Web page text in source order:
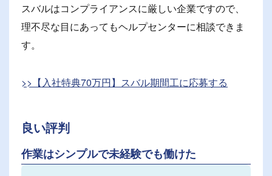
スバルはコンプライアンスに厳しい企業ですので、
理不尽な目にあってもヘルプセンターに相談できま
す。
>>【入社特典70万円】スバル期間工に応募する
良い評判
作業はシンプルで未経験でも働けた